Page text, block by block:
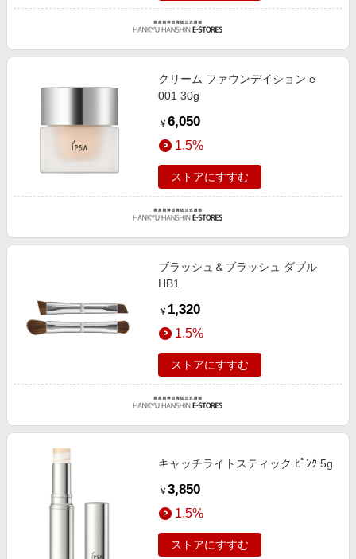
クリーム ファウンデイション e
001 30g
￥ 6,050
1.5%
ストアにすすむ
ブラッシュ＆ブラッシュ ダブル
HB1
￥ 1,320
1.5%
ストアにすすむ
キャッチライトスティック ﾋﾟﾝｸ 5g
￥ 3,850
1.5%
ストアにすすむ